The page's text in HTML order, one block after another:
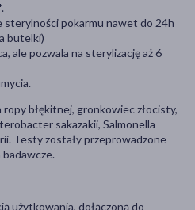
sterylności pokarmu nawet do 24h
butelki)
ale pozwala na sterylizację aż 6
ropy błękitnej, gronkowiec złocisty,
sakazakii, Salmonella
Testy zostały przeprowadzone
użytkowania, dołączoną do